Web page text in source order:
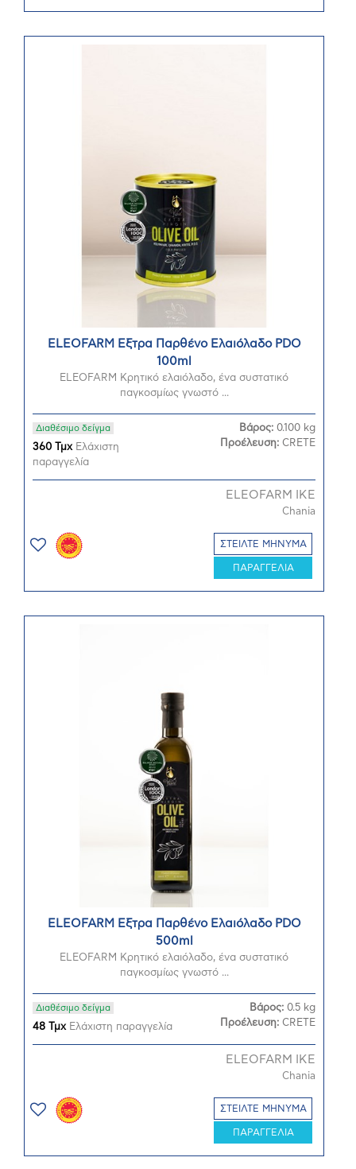
ELEOFARM Εξτρα Παρθένο Ελαιόλαδο PDO
100ml
ELEOFARM Κρητικό ελαιόλαδο, ένα συστατικό
παγκοσμίως γνωστό ...
Διαθέσιμο δείγμα
360 ΤμχΕλάχιστη
παραγγελία
Βάρος: 0.100 kg
Προέλευση: CRETE
ELEOFARM ΙΚΕ
Chania
ΣΤΕΙΛΤΕ ΜΗΝΥΜΑ
ΠΑΡΑΓΓΕΛΙΑ
ELEOFARM Εξτρα Παρθένο Ελαιόλαδο PDO
500ml
ELEOFARM Κρητικό ελαιόλαδο, ένα συστατικό
παγκοσμίως γνωστό ...
Διαθέσιμο δείγμα
48 ΤμχΕλάχιστη παραγγελία
Βάρος: 0.5 kg
Προέλευση: CRETE
ELEOFARM ΙΚΕ
Chania
ΣΤΕΙΛΤΕ ΜΗΝΥΜΑ
ΠΑΡΑΓΓΕΛΙΑ